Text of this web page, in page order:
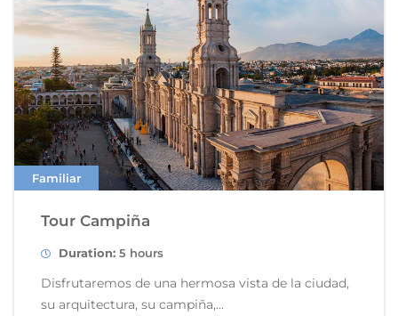
Familiar
Tour Campiña
Duration: 5 hours
Disfrutaremos de una hermosa vista de la ciudad,
su arquitectura, su campiña,...